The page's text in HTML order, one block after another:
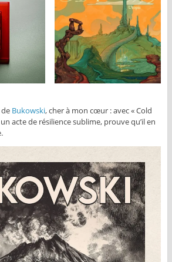
Bukowski, cher à mon cœur : avec « Cold
acte de résilience sublime, prouve qu’il en